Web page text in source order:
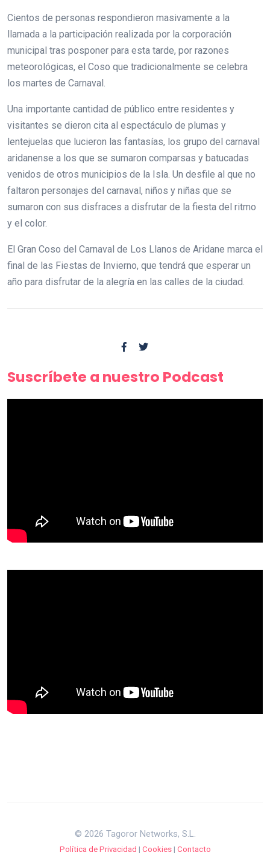
Cientos de personas respondieron masivamente a la
llamada a la participación realizada por la corporación
municipal tras posponer para esta tarde, por razones
meteorológicas, el Coso que tradicionalmente se celebra
los martes de Carnaval.
Una importante cantidad de público entre residentes y
visitantes se dieron cita al espectáculo de plumas y
lentejuelas que lucieron las fantasías, los grupo del carnaval
aridanense a los que se sumaron comparsas y batucadas
venidos de otros municipios de la Isla. Un desfile al que no
faltaron personajes del carnaval, niños y niñas que se
sumaron con sus disfraces a disfrutar de la fiesta del ritmo
y el color.
El Gran Coso del Carnaval de Los Llanos de Aridane marca el
final de las Fiestas de Invierno, que tendrá que esperar un
año para disfrutar de la alegría en las calles de la ciudad.
Suscríbete a nuestro Podcast
© 2026 Tagoror Networks, S.L.
Política de Privacidad | Cookies| Contacto